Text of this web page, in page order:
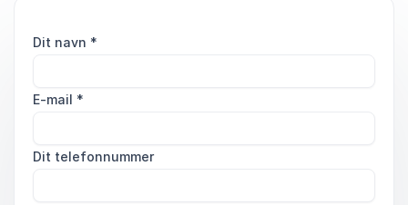
Dit navn *
E-mail *
Dit telefonnummer